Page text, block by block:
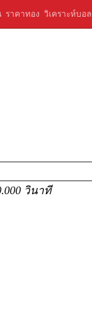
ราคาทอง วิเคราะห์บอล
วินาที